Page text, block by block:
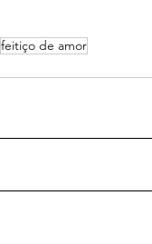
feitiço de amor